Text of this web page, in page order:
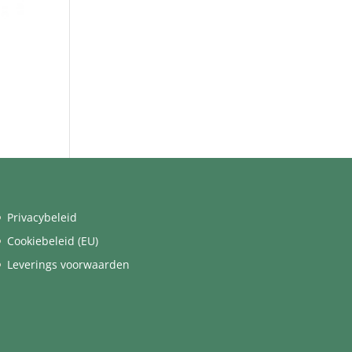
Privacybeleid
Cookiebeleid (EU)
Leverings voorwaarden